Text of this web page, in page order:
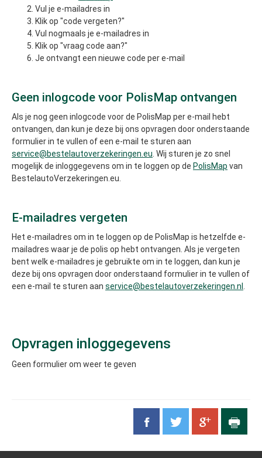
Vul je e-mailadres in
Klik op "code vergeten?"
Vul nogmaals je e-mailadres in
Klik op "vraag code aan?"
Je ontvangt een nieuwe code per e-mail
Geen inlogcode voor PolisMap ontvangen
Als je nog geen inlogcode voor de PolisMap per e-mail hebt
ontvangen, dan kun je deze bij ons opvragen door onderstaande
formulier in te vullen of een e-mail te sturen aan
service@bestelautoverzekeringen.eu . Wij sturen je zo snel
mogelijk de inloggegevens om in te loggen op de PolisMap van
BestelautoVerzekeringen.eu.
E-mailadres vergeten
Het e-mailadres om in te loggen op de PolisMap is hetzelfde e-
mailadres waar je de polis op hebt ontvangen. Als je vergeten
bent welk e-mailadres je gebruikte om in te loggen, dan kun je
deze bij ons opvragen door onderstaand formulier in te vullen of
een e-mail te sturen aan service@bestelautoverzekeringen.nl
Opvragen inloggegevens
Geen formulier om weer te geven